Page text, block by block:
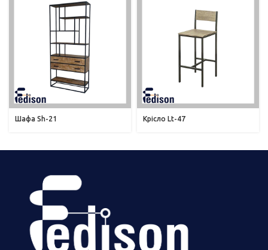
Шафа Sh-21 Крісло Lt-47